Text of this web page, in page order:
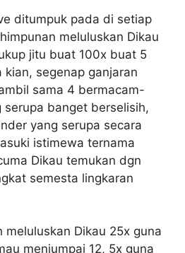
ditumpuk pada di setiap
meluluskan Dikau
jitu buat 100x buat 5
kian, segenap ganjaran
sama 4 bermacam-
serupa banget berselisih,
yang serupa secara
istimewa ternama
Dikau temukan dgn
semesta lingkaran
meluluskan Dikau 25x guna
menjumpai 12, 5x guna